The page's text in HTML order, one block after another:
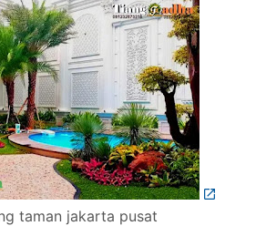
taman jakarta pusat